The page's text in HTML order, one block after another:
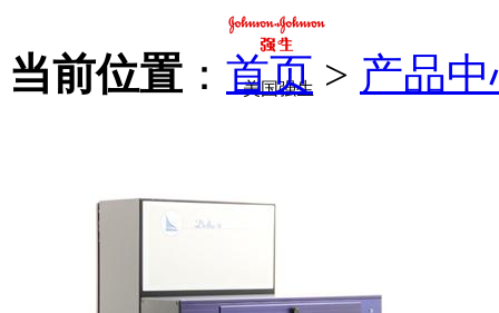
美国强生
当前位置 ： 首页 > 产品